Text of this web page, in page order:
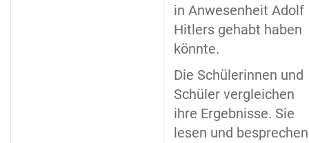
in Anwesenheit Adolf
Hitlers gehabt haben
könnte.
Die Schülerinnen und
Schüler vergleichen
ihre Ergebnisse. Sie
lesen und besprechen